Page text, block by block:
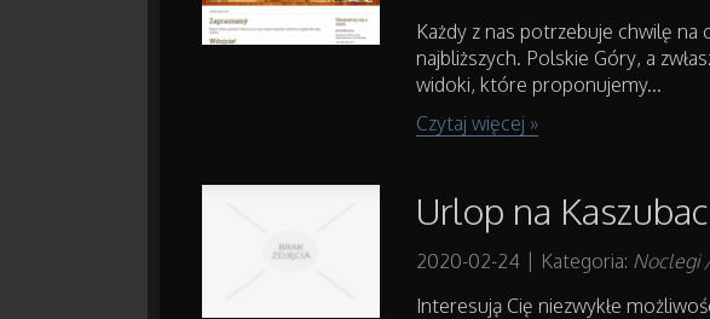
Każdy z nas potrzebuje chwilę
najbliższych. Polskie Góry, a
widoki, które proponujemy...
Czytaj więcej »
Urlop na
2020-02-24 Kategoria: Noclegi
Interesują Cię niezwykłe